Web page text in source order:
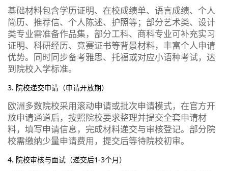
基础材料包含学历证明、在校成绩单、语言成绩、个人
简历、推荐信、个人陈述、护照等；部分艺术类、设计
类专业需准备作品集，部分工科、商科专业可补充实习
证明、科研经历、竞赛证书等背景材料，丰富个人申请
优势。同时同步备考雅思、托福或对应小语种考试，达
到院校入学标准。
3. 院校递交申请（申请开放期）
欧洲多数院校采用滚动申请或批次申请模式，在官方开
放申请通道后，按照院校要求整理并提交全套申请材
料，填写申请信息，完成材料递交与审核登记。部分院
校需缴纳少量申请费用，提交后等待院校初审。
4. 院校审核与面试（递交后1-3个月）